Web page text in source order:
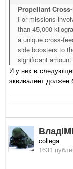
Propellant
For missions
than 45,000
a unique cross-
side boosters to
significant
И у них в
эквивалент должен
collega
1631